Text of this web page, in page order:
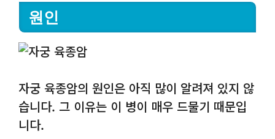
원인
자궁 육종암의 원인은 아직 많이 알려져 있지 않
습니다. 그 이유는 이 병이 매우 드물기 때문입
니다.